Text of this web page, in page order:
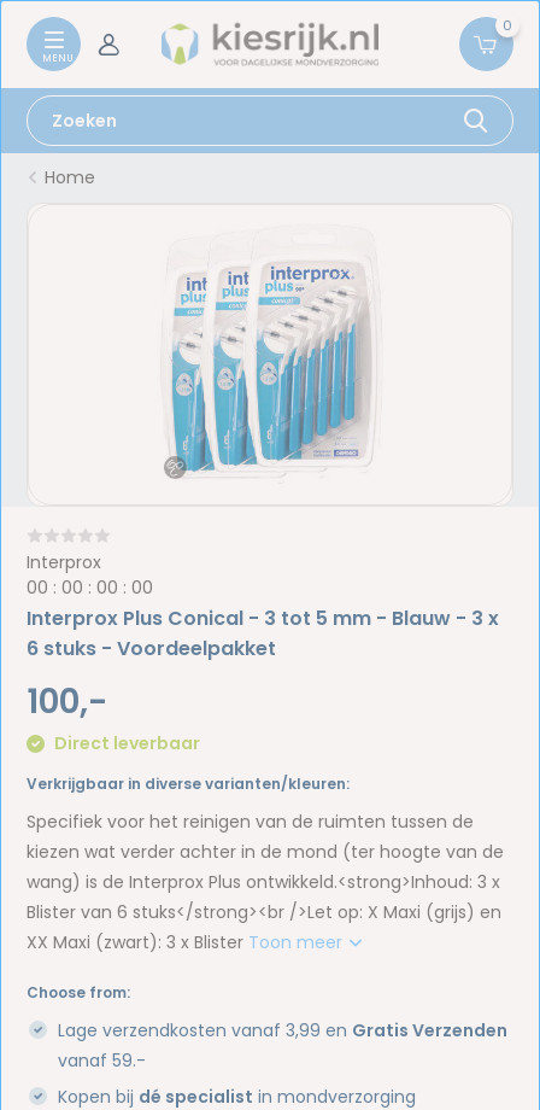
0
Home
Interprox
00 :00 :00 :00
Interprox Plus Conical - 3 tot 5 mm - Blauw - 3 x
6 stuks - Voordeelpakket
100,-
Direct leverbaar
Verkrijgbaar in diverse varianten/kleuren:
Specifiek voor het reinigen van de ruimten tussen de
kiezen wat verder achter in de mond (ter hoogte van de
wang) is de Interprox Plus ontwikkeld.<strong>Inhoud: 3 x
Blister van 6 stuks</strong><br />Let op: X Maxi (grijs) en
XX Maxi (zwart): 3 x Blister Toon meer
Choose from:
Lage verzendkosten vanaf 3,99 en Gratis Verzenden
vanaf 59.-
Kopen bij dé specialist in mondverzorging